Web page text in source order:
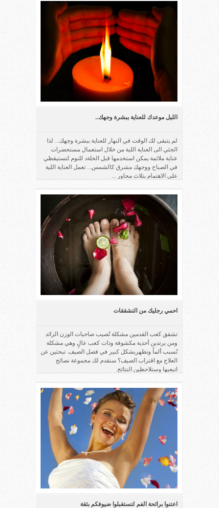
الليل موعدك للعناية ببشرة وجهك..
لم يتبقى لك الوقت في النهار للعناية ببشرة وجهك... لذا
الجئي الى العناية اللية من خلال استعمال مستحضرات
عناية ملائمة يمكن استخدمها قبل الخلةد للنوم لتستيقظي
في الصباح ووجهك مشرق كالشمس... تعمل العناية اللية
على الاهتمام بثلاث محاور ...
احمي رجليك من التشققات
تشقق كعب القدمين مشكلة تُصيب صاحبات الوزن الزائد
ومن يرتدين أحذية مكشوفة وذات كعب عالٍ وهي مشكلة
تُسبب ألماً وتظهربشكل كبير في فصل الصيف. تبحثين عن
العلاج مع اقتراب الصيف؟ سنقدم لك مجموعة نصائح
اتبعبها وستلاحظين النتائج.
اعتنوا برائحة الفم لتستقبلوا ضيوفكم بثقة